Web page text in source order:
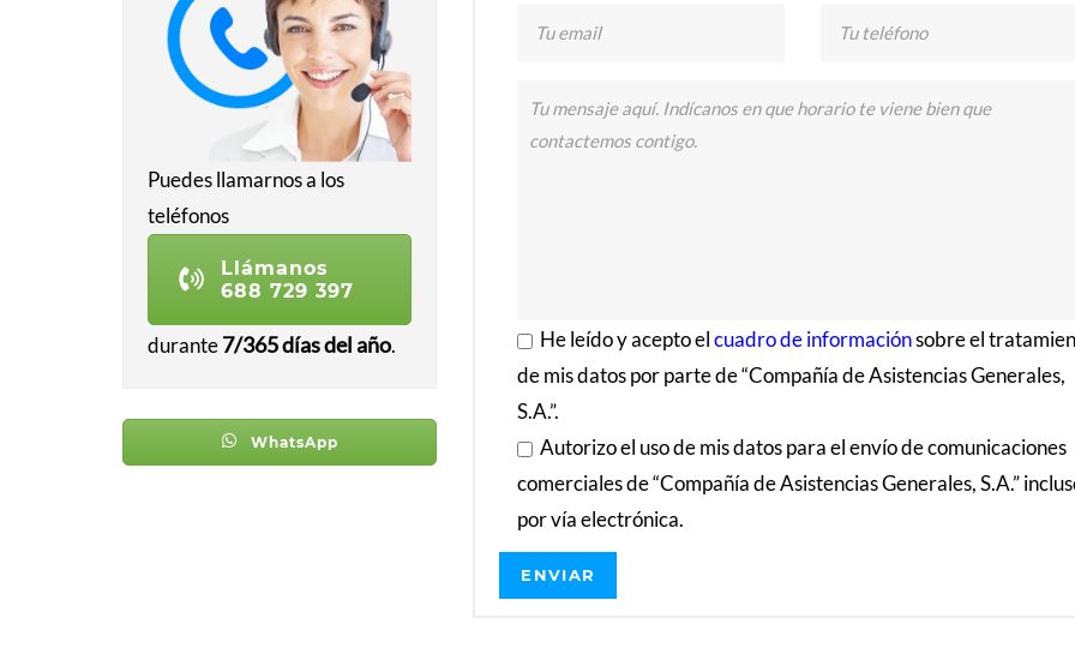
Puedes llamarnos a los
teléfonos
Llámanos
688 729 397
durante7/365 días del año.
WhatsApp
He leído y acepto elcuadro de informaciónsobre el
de mis datos por parte de “Compañía de Asistencias Generales,
S.A.”.
Autorizo el uso de mis datos para el envío de comunicaciones
comerciales de “Compañía de Asistencias Generales, S.A.”
por vía electrónica.